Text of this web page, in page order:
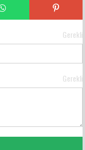
Gerekli
Gerekli